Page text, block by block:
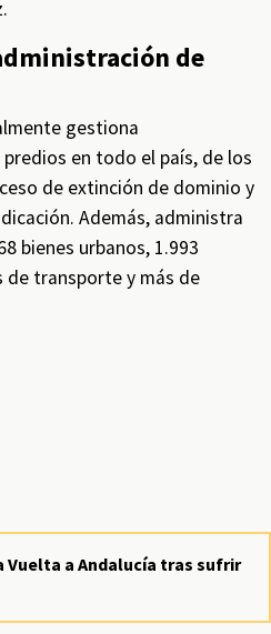
de
gestiona
en todo el país, de los
de extinción de dominio y
Además, administra
bienes urbanos, 1.993
de transporte y más de
Vuelta a Andalucía tras sufrir